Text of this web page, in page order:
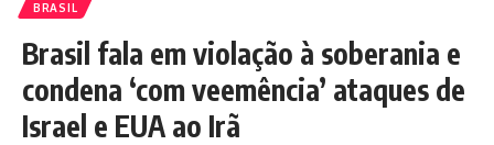
BRASIL
Brasil fala em violação à soberania e
condena ‘com veemência’ ataques de
Israel e EUA ao Irã